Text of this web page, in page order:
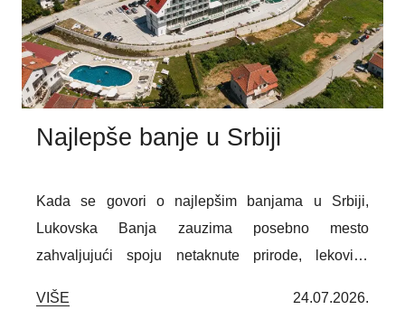
Najlepše banje u Srbiji
Kada se govori o najlepšim banjama u Srbiji,
Lukovska Banja zauzima posebno mesto
zahvaljujući spoju netaknute prirode, lekovitih
odmor i rehabilitaciju. Bilo da želite kvalitetan
VIŠE 24.07.2026.